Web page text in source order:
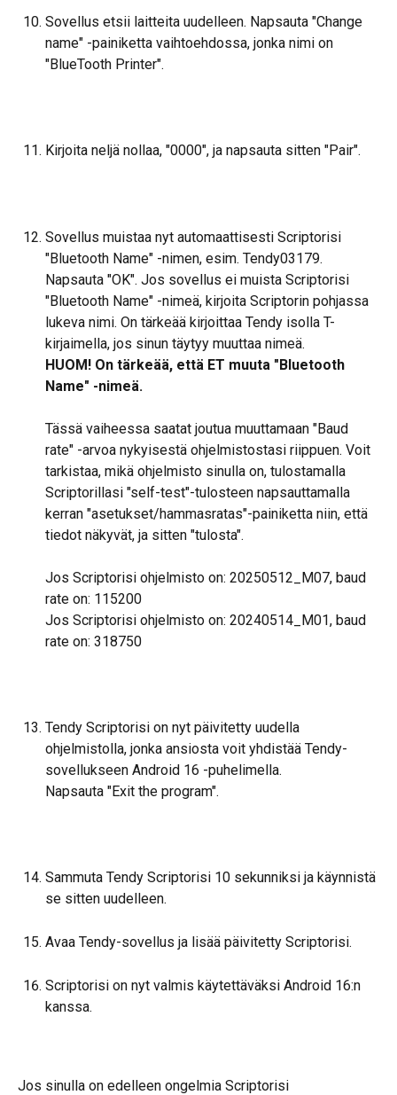
Sovellus etsii laitteita uudelleen. Napsauta "Change
name" -painiketta vaihtoehdossa, jonka nimi on
"BlueTooth Printer".
Kirjoita neljä nollaa, "0000", ja napsauta sitten "Pair".
Sovellus muistaa nyt automaattisesti Scriptorisi
"Bluetooth Name" -nimen, esim. Tendy03179.
Napsauta "OK". Jos sovellus ei muista Scriptorisi
"Bluetooth Name" -nimeä, kirjoita Scriptorin pohjassa
lukeva nimi. On tärkeää kirjoittaa Tendy isolla T-
kirjaimella, jos sinun täytyy muuttaa nimeä.
HUOM! On tärkeää, että ET muuta "Bluetooth
Name" -nimeä.
Tässä vaiheessa saatat joutua muuttamaan "Baud
rate" -arvoa nykyisestä ohjelmistostasi riippuen. Voit
tarkistaa, mikä ohjelmisto sinulla on, tulostamalla
Scriptorillasi "self-test"-tulosteen napsauttamalla
kerran "asetukset/hammasratas"-painiketta niin, että
tiedot näkyvät, ja sitten "tulosta".
Jos Scriptorisi ohjelmisto on: 20250512_M07, baud
rate on: 115200
Jos Scriptorisi ohjelmisto on: 20240514_M01, baud
rate on: 318750
Tendy Scriptorisi on nyt päivitetty uudella
ohjelmistolla, jonka ansiosta voit yhdistää Tendy-
sovellukseen Android 16 -puhelimella.
Napsauta "Exit the program".
Sammuta Tendy Scriptorisi 10 sekunniksi ja käynnistä
se sitten uudelleen.
Avaa Tendy-sovellus ja lisää päivitetty Scriptorisi.
Scriptorisi on nyt valmis käytettäväksi Android 16:n
kanssa.
Jos sinulla on edelleen ongelmia Scriptorisi